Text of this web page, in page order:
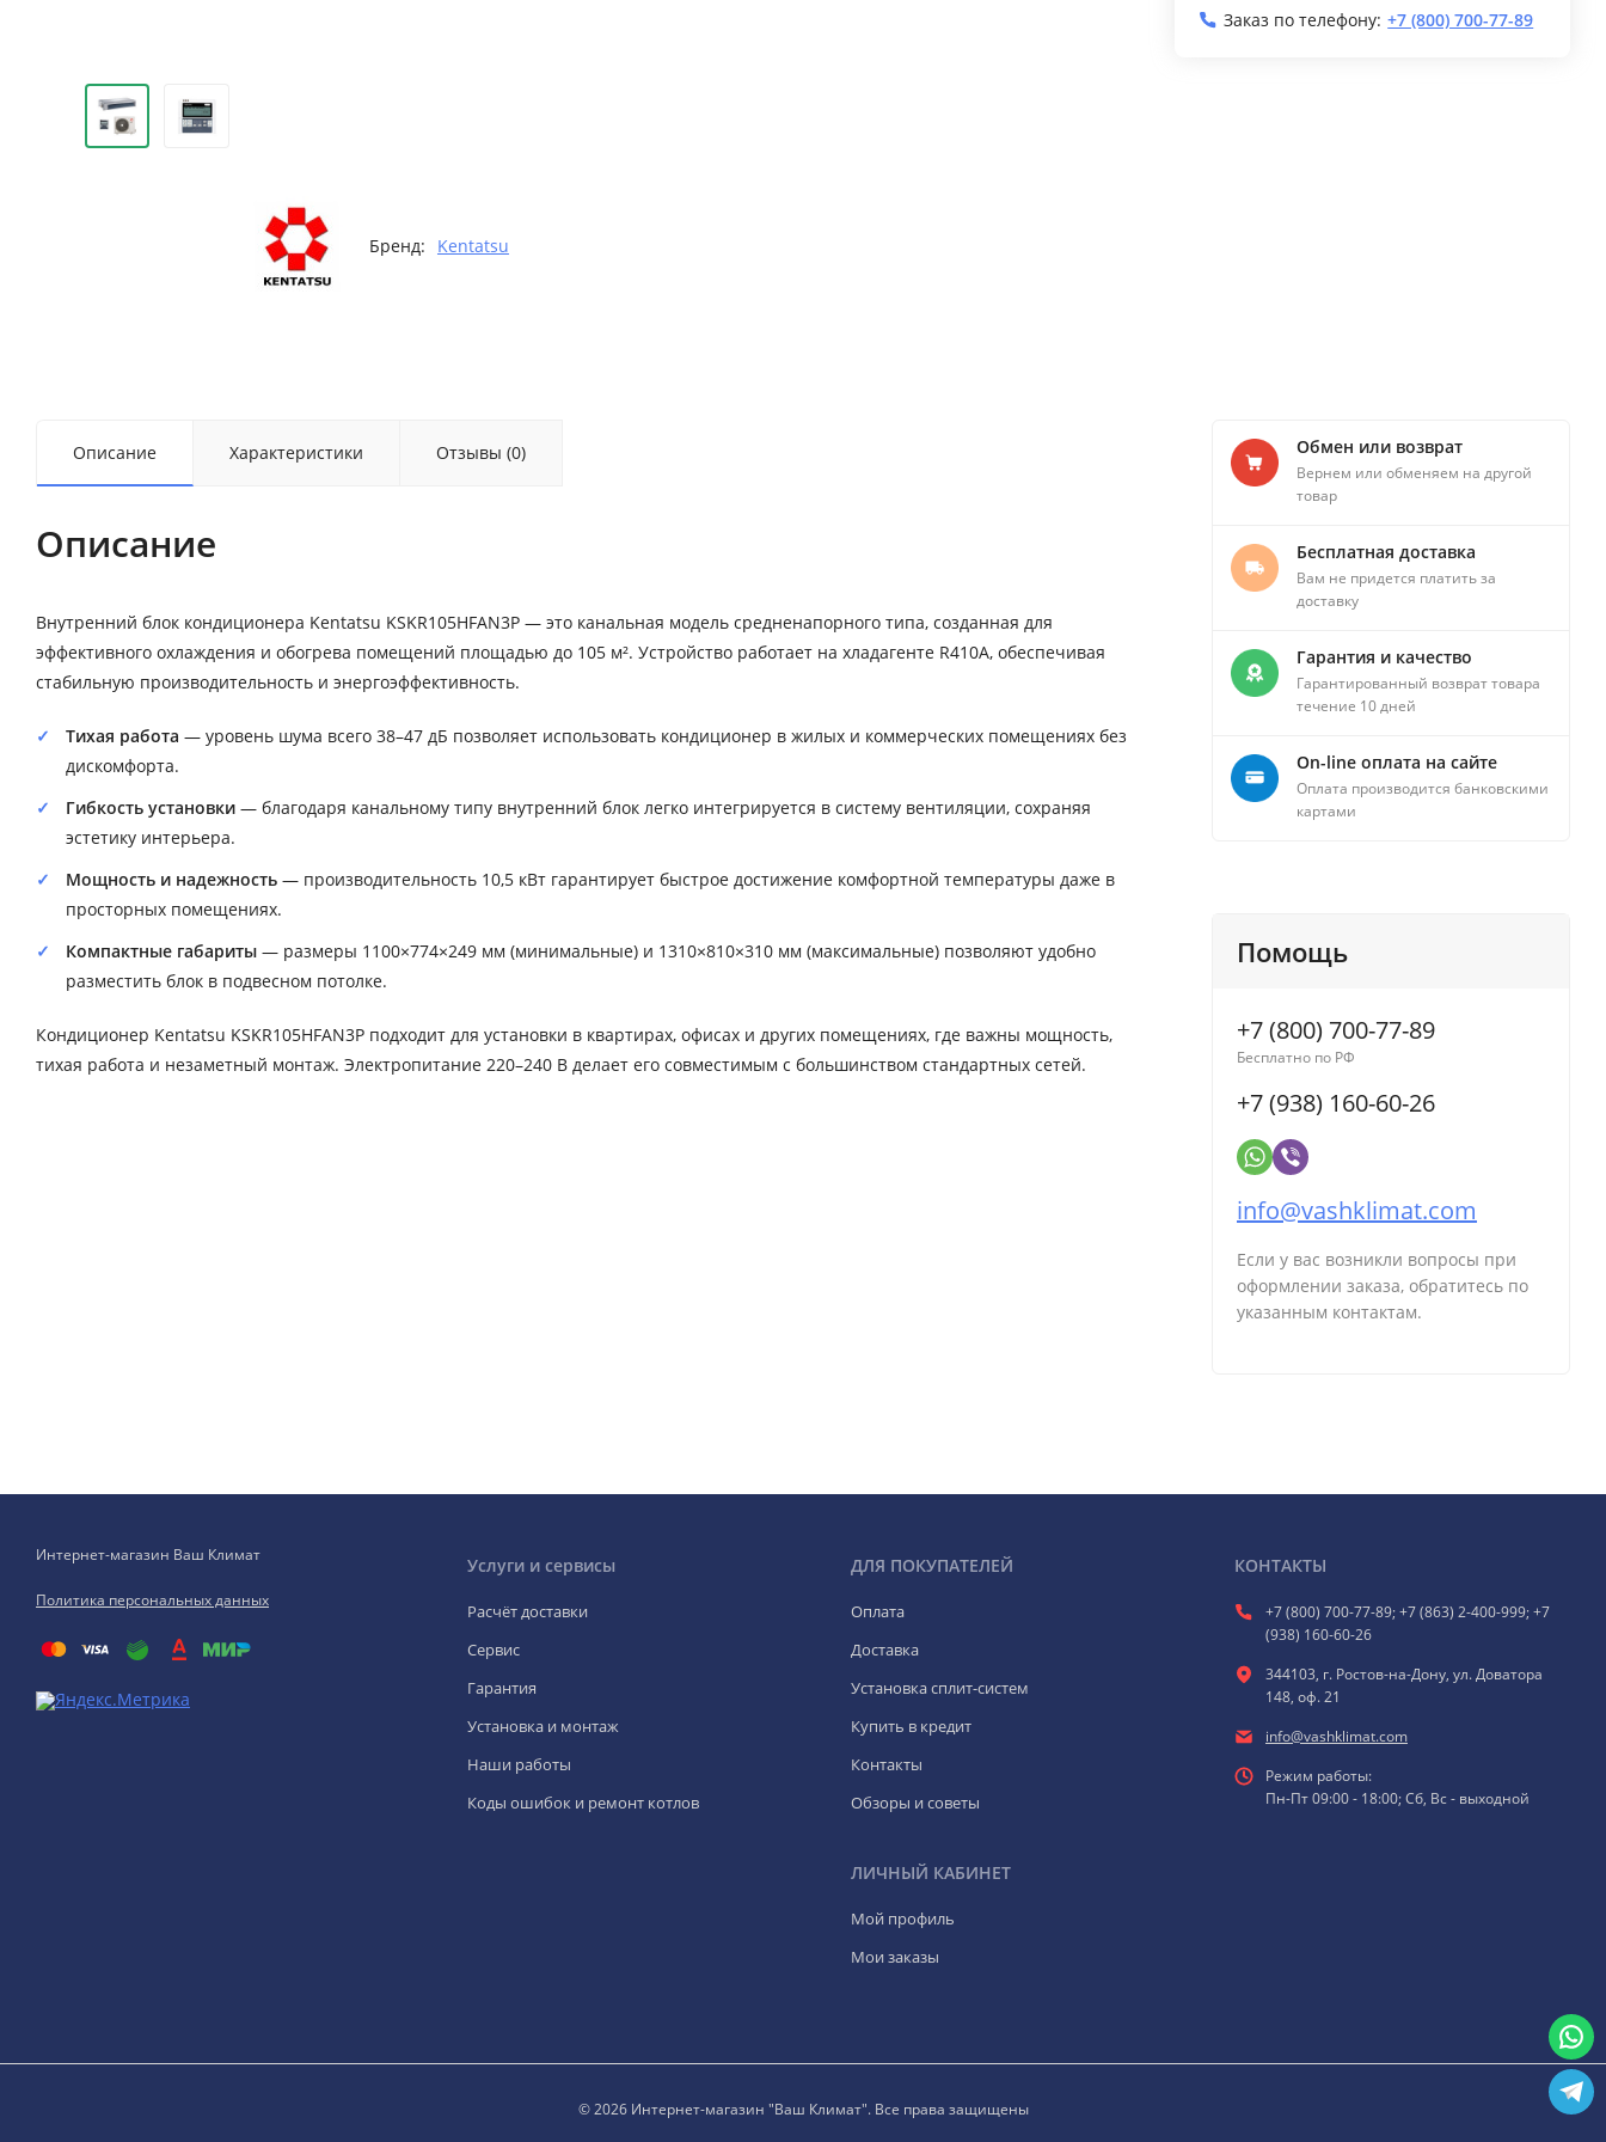
Бренд: Kentatsu
Заказ по телефону: +7 (800) 700-77-89
Описание Характеристики Отзывы (0)
Описание
Внутренний блок кондиционера Kentatsu KSKR105HFAN3P — это канальная модель средненапорного типа, созданная для
эффективного охлаждения и обогрева помещений площадью до 105 м². Устройство работает на хладагенте R410A, обеспечивая
стабильную производительность и энергоэффективность.
Тихая работа — уровень шума всего 38–47 дБ позволяет использовать кондиционер в жилых и коммерческих помещениях без
дискомфорта.
Гибкость установки — благодаря канальному типу внутренний блок легко интегрируется в систему вентиляции, сохраняя
эстетику интерьера.
Мощность и надежность — производительность 10,5 кВт гарантирует быстрое достижение комфортной температуры даже в
просторных помещениях.
Компактные габариты — размеры 1100×774×249 мм (минимальные) и 1310×810×310 мм (максимальные) позволяют удобно
разместить блок в подвесном потолке.
Кондиционер Kentatsu KSKR105HFAN3P подходит для установки в квартирах, офисах и других помещениях, где важны мощность,
тихая работа и незаметный монтаж. Электропитание 220–240 В делает его совместимым с большинством стандартных сетей.
Обмен или возврат
Вернем или обменяем на другой
товар
Бесплатная доставка
Вам не придется платить за
доставку
Гарантия и качество
Гарантированный возврат товара
течение 10 дней
On-line оплата на сайте
Оплата производится банковскими
картами
Помощь
+7 (800) 700-77-89
Бесплатно по РФ
+7 (938) 160-60-26
info@vashklimat.com
Если у вас возникли вопросы при
оформлении заказа, обратитесь по
указанным контактам.
Интернет-магазин Ваш Климат
Политика персональных данных
Услуги и сервисы
Расчёт доставки
Сервис
Гарантия
Установка и монтаж
Наши работы
Коды ошибок и ремонт котлов
ДЛЯ ПОКУПАТЕЛЕЙ
Оплата
Доставка
Установка сплит-систем
Купить в кредит
Контакты
Обзоры и советы
ЛИЧНЫЙ КАБИНЕТ
Мой профиль
Мои заказы
КОНТАКТЫ
+7 (800) 700-77-89; +7 (863) 2-400-999; +7
(938) 160-60-26
344103, г. Ростов-на-Дону, ул. Доватора
148, оф. 21
info@vashklimat.com
Режим работы:
Пн-Пт 09:00 - 18:00; Сб, Вс - выходной
© 2026 Интернет-магазин "Ваш Климат". Все права защищены